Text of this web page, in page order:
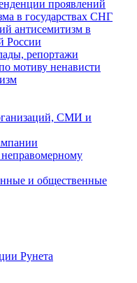
проявлений
в государствах СНГ
антисемитизм в
России
репортажи
мотиву ненависти
СМИ и
и общественные
Рунета